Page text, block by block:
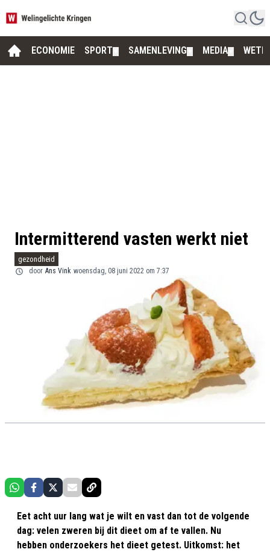
ECONOMIE SPORT SAMENLEVING MEDIA
Intermitterend vasten werkt niet
gezondheid
door Ans Vink woensdag, 08 juni 2022 om 7:37
Eet acht uur lang wat je wilt en vast dan tot de volgende
dag: velen zweren bij dit dieet om af te vallen. Nu
hebben onderzoekers het dieet getest. Uitkomst: het